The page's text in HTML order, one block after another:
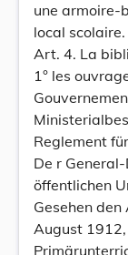
une armoire-
local scolaire.
Art. 4. La
1° les
Reglement
De r
öffentlichen
Gesehen
August